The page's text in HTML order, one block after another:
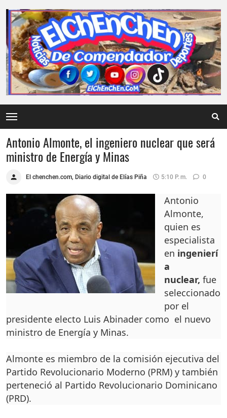
Antonio Almonte, el ingeniero nuclear que será
ministro de Energía y Minas
El chenchen.com, Diario digital de Elías Piña 5:10 P. M. 0
Antonio
Almonte,
quien es
especialista
en ingenierí
a
nuclear, fue
seleccionado
por el
presidente electo Luis Abinader como el nuevo
ministro de Energía y Minas.
Almonte es miembro de la comisión ejecutiva del
Partido Revolucionario Moderno (PRM) y también
perteneció al Partido Revolucionario Dominicano
(PRD).